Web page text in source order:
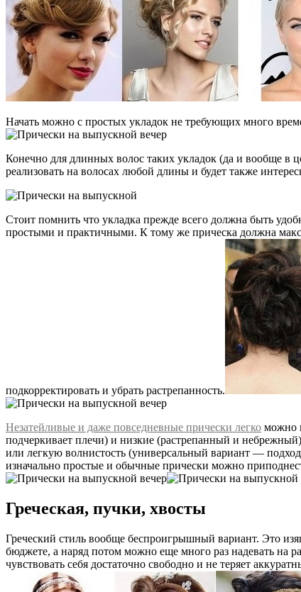
Начать можно с простых укладок не требующих много
Конечно для длинных волос таких укладок (да и вообще в
реализовать на волосах любой длины и будет также
Стоит помнить что укладка прежде всего должна быть
простыми и практичными. К тому же прическа должна
подкорректировать и убрать растрепанность.
Незатейливые и даже повседневные прически легко можно
подчеркивает плечи) и низкие (растрепанный и
или легкую волнистость (универсальный вариант —
изначально простые и обычные прически можно
Греческая, пучки, хвосты
Греческий стиль вообще беспроигрышный вариант. Это
бюджете, а наряд потом можно еще много раз надевать на
чувствовать себя достаточно свободно и не теряет